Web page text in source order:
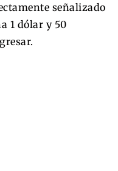
señalizado
1 dólar y 50